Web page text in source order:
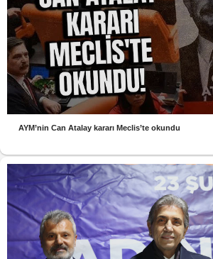
AYM’nin Can Atalay kararı Meclis’te okundu